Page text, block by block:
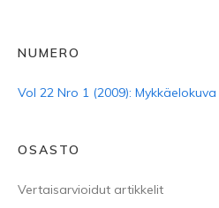
NUMERO
Vol 22 Nro 1 (2009): Mykkäelokuva
OSASTO
Vertaisarvioidut artikkelit